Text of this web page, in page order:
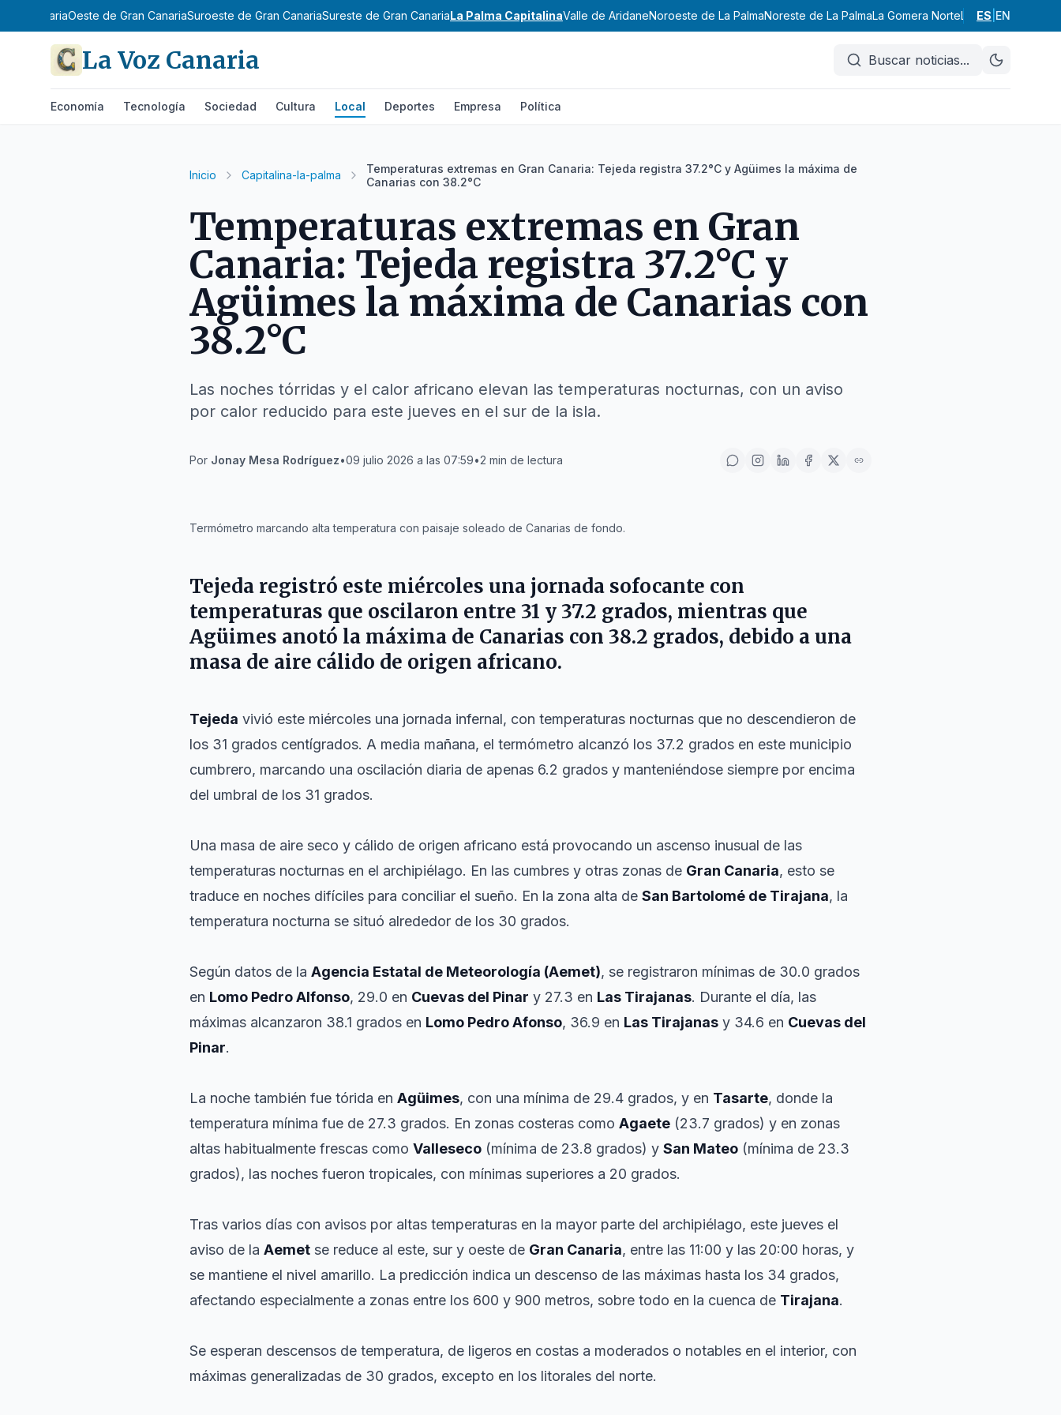
CanariaOeste de Gran CanariaSuroeste de Gran CanariaSureste de Gran CanariaLa Palma CapitalinaValle de AridaneNoroeste de La PalmaNoreste de La PalmaLa Gomera NorteLa Gomera Sur
ES EN
La Voz Canaria Buscar noticias...
Economía Tecnología Sociedad Cultura Local Deportes Empresa Política
Inicio Capitalina-la-palma
Temperaturas extremas en Gran Canaria: Tejeda registra 37.2°C y Agüimes la máxima de
Canarias con 38.2°C
Temperaturas extremas en Gran
Canaria: Tejeda registra 37.2°C y
Agüimes la máxima de Canarias con
38.2°C
Las noches tórridas y el calor africano elevan las temperaturas nocturnas, con un aviso
por calor reducido para este jueves en el sur de la isla.
Por Jonay Mesa Rodríguez•09 julio 2026 a las 07:59•2 min de lectura
Termómetro marcando alta temperatura con paisaje soleado de Canarias de fondo.
Tejeda registró este miércoles una jornada sofocante con
temperaturas que oscilaron entre 31 y 37.2 grados, mientras que
Agüimes anotó la máxima de Canarias con 38.2 grados, debido a una
masa de aire cálido de origen africano.
Tejeda vivió este miércoles una jornada infernal, con temperaturas nocturnas que no descendieron de
los 31 grados centígrados. A media mañana, el termómetro alcanzó los 37.2 grados en este municipio
cumbrero, marcando una oscilación diaria de apenas 6.2 grados y manteniéndose siempre por encima
del umbral de los 31 grados.
Una masa de aire seco y cálido de origen africano está provocando un ascenso inusual de las
temperaturas nocturnas en el archipiélago. En las cumbres y otras zonas de Gran Canaria, esto se
traduce en noches difíciles para conciliar el sueño. En la zona alta de San Bartolomé de Tirajana, la
temperatura nocturna se situó alrededor de los 30 grados.
Según datos de la Agencia Estatal de Meteorología (Aemet), se registraron mínimas de 30.0 grados
en Lomo Pedro Alfonso, 29.0 en Cuevas del Pinar y 27.3 en Las Tirajanas. Durante el día, las
máximas alcanzaron 38.1 grados en Lomo Pedro Afonso, 36.9 en Las Tirajanas y 34.6 en Cuevas del
Pinar.
La noche también fue tórida en Agüimes, con una mínima de 29.4 grados, y en Tasarte, donde la
temperatura mínima fue de 27.3 grados. En zonas costeras como Agaete (23.7 grados) y en zonas
altas habitualmente frescas como Valleseco (mínima de 23.8 grados) y San Mateo (mínima de 23.3
grados), las noches fueron tropicales, con mínimas superiores a 20 grados.
Tras varios días con avisos por altas temperaturas en la mayor parte del archipiélago, este jueves el
aviso de la Aemet se reduce al este, sur y oeste de Gran Canaria, entre las 11:00 y las 20:00 horas, y
se mantiene el nivel amarillo. La predicción indica un descenso de las máximas hasta los 34 grados,
afectando especialmente a zonas entre los 600 y 900 metros, sobre todo en la cuenca de Tirajana.
Se esperan descensos de temperatura, de ligeros en costas a moderados o notables en el interior, con
máximas generalizadas de 30 grados, excepto en los litorales del norte.